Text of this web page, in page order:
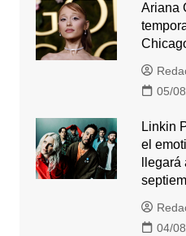
Ariana
05/
Linkin
el
04/